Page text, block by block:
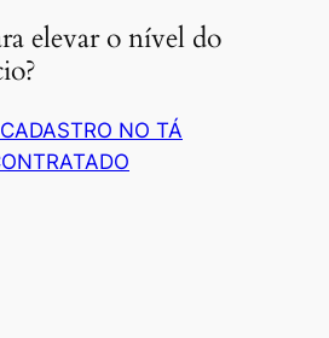
elevar o nível do
NO TÁ